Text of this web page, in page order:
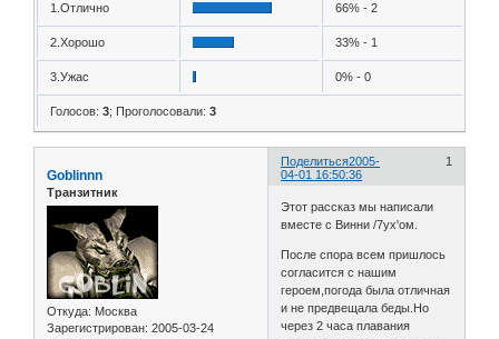
1.Отлично 66% - 2
2.Хорошо 33% - 1
3.Ужас 0% - 0
Голосов: 3; Проголосовали: 3
Поделиться 1
2005-
04-01 16:50:36
Goblinnn
Транзитник
Откуда: Москва
Зарегистрирован: 2005-03-24
Этот рассказ мы написали
вместе с Винни /7ух'ом.
После спора всем пришлось
согласится с нашим
героем,погода была отличная
и не предвещала беды.Но
через 2 часа плавания